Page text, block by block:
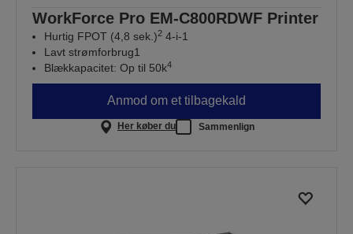
WorkForce Pro EM-C800RDWF Printer
Hurtig FPOT (4,8 sek.)2 4-i-1
Lavt strømforbrug1
Blækkapacitet: Op til 50k4
Anmod om et tilbagekald
Her køber du Sammenlign